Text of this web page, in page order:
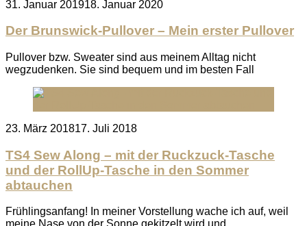
Posted
31. Januar 201918. Januar 2020
Der Brunswick-Pullover – Mein erster Pullover
Pullover bzw. Sweater sind aus meinem Alltag nicht
wegzudenken. Sie sind bequem und im besten Fall
Posted
23. März 201817. Juli 2018
TS4 Sew Along – mit der Ruckzuck-Tasche
und der RollUp-Tasche in den Sommer
abtauchen
Frühlingsanfang! In meiner Vorstellung wache ich auf, weil